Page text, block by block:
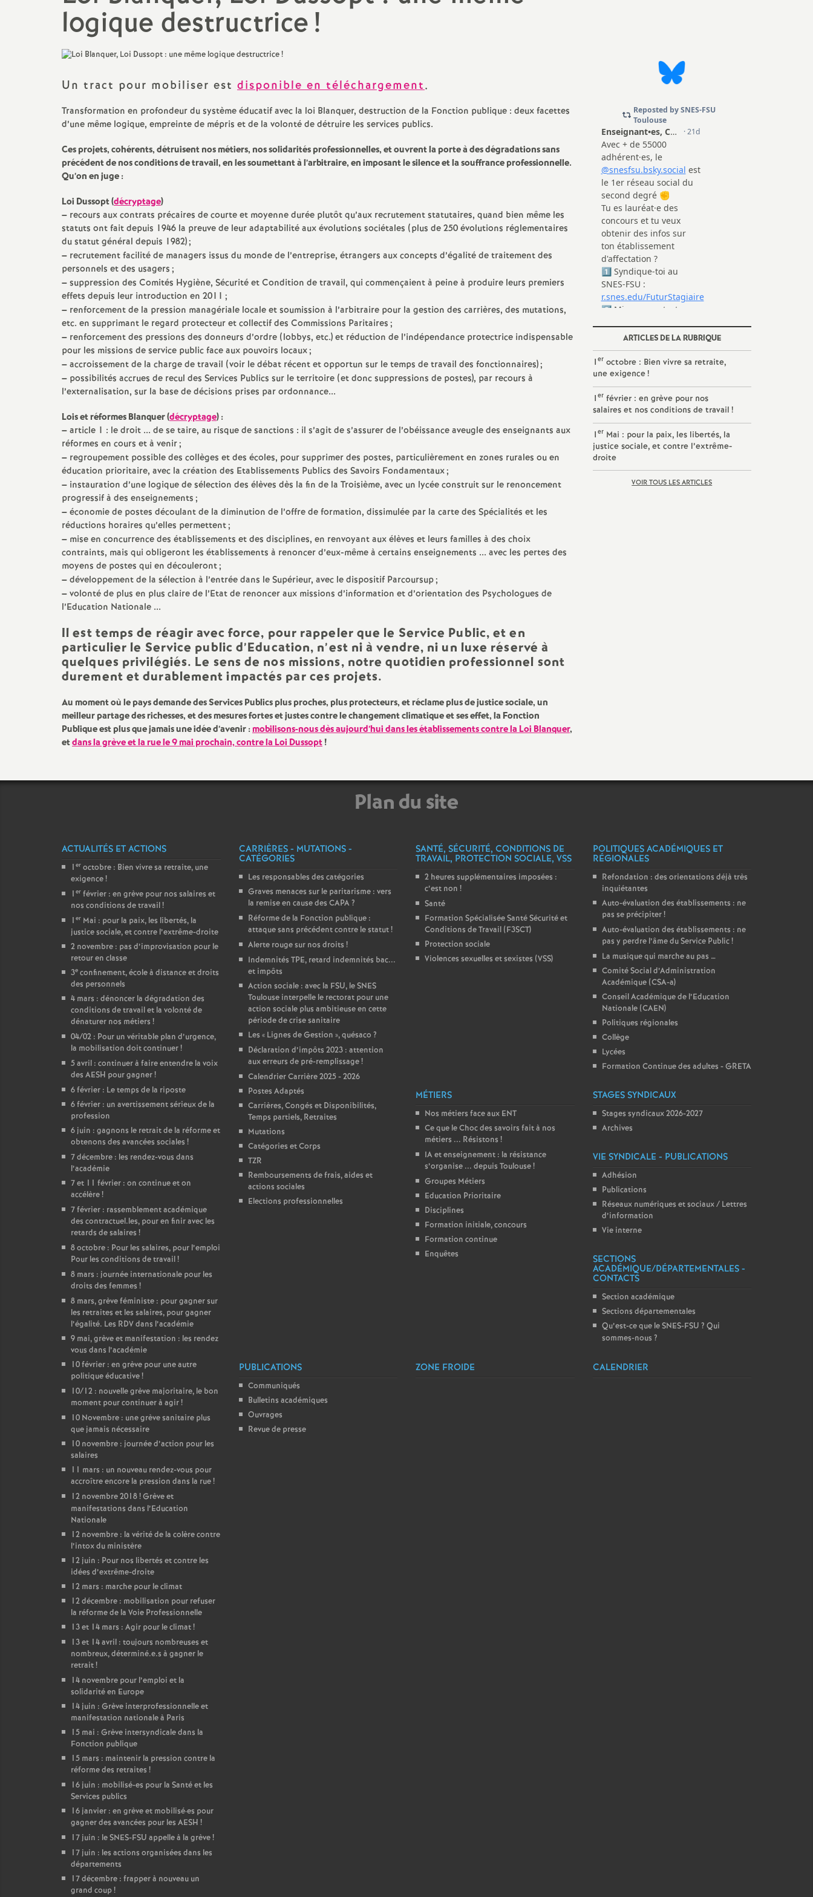
N
a
i
o
n
l
d
e
s
E
n
e
i
g
n
e
m
e
n
t
s
d
e
e
c
o
n
d
d
e
g
r
é
O
r
l
T
o
u
Actualité des départements
Mutations
Catégories et Corps
Remboursements de frais,
Elections professionnelles
Protection sociale
Violences sexuelles et sexistes
Politiques régionales
adultes - GRETA
d’information
logique destructrice!
Un tract pour mobiliser est disponible en téléchargement.
Transformation en profondeur du système éducatif avec la loi Blanquer, destruction de la Fonction publique : deux facettes
d’une même logique, empreinte de mépris et de la volonté de détruire les services publics.
Ces projets, cohérents, détruisent nos métiers, nos solidarités professionnelles, et ouvrent la porte à des dégradations sans
précédent de nos conditions de travail, en les soumettant à l’arbitraire, en imposant le silence et la souffrance professionnelle.
Qu’on en juge :
Loi Dussopt (décryptage)
– recours aux contrats précaires de courte et moyenne durée plutôt qu’aux recrutement statutaires, quand bien même les
statuts ont fait depuis 1946 la preuve de leur adaptabilité aux évolutions sociétales (plus de 250 évolutions réglementaires
du statut général depuis 1982);
– recrutement facilité de managers issus du monde de l’entreprise, étrangers aux concepts d’égalité de traitement des
personnels et des usagers;
–suppression des Comités Hygiène, Sécurité et Condition de travail, qui commençaient à peine à produire leurs premiers
effets depuis leur introduction en 2011 ;
– renforcement de la pression managériale locale et soumission à l’arbitraire pour la gestion des carrières, des mutations,
etc. en supprimant le regard protecteur et collectif des Commissions Paritaires;
– renforcement des pressions des donneurs d’ordre (lobbys, etc.) et réduction de l’indépendance protectrice indispensable
pour les missions de service public face aux pouvoirs locaux;
–accroissement de la charge de travail (voir le débat récent et opportun sur le temps de travail des fonctionnaires);
– possibilités accrues de recul des Services Publics sur le territoire (et donc suppressions de postes), par recours à
l’externalisation, sur la base de décisions prises par ordonnance...
Lois et réformes Blanquer (décryptage) :
–article 1 : le droit ... de se taire, au risque de sanctions : il s’agit de s’assurer de l’obéissance aveugle des enseignants aux
réformes en cours et à venir;
– regroupement possible des collèges et des écoles, pour supprimer des postes, particulièrement en zones rurales ou en
éducation prioritaire, avec la création des Etablissements Publics des Savoirs Fondamentaux;
– instauration d’une logique de sélection des élèves dès la fin de la Troisième, avec un lycée construit sur le renoncement
progressif à des enseignements;
–économie de postes découlant de la diminution de l’offre de formation, dissimulée par la carte des Spécialités et les
réductions horaires qu’elles permettent;
– mise en concurrence des établissements et des disciplines, en renvoyant aux élèves et leurs familles à des choix
contraints, mais qui obligeront les établissements à renoncer d’eux-même à certains enseignements ... avec les pertes des
moyens de postes qui en découleront;
–développement de la sélection à l’entrée dans le Supérieur, avec le dispositif Parcoursup;
–volonté de plus en plus claire de l’Etat de renoncer aux missions d’information et d’orientation des Psychologues de
l’Education Nationale ...
Il est temps de réagir avec force, pour rappeler que le Service Public, et en
particulier le Service public d’Education, n’est ni à vendre, ni un luxe réservé à
quelques privilégiés. Le sens de nos missions, notre quotidien professionnel sont
durement et durablement impactés par ces projets.
Au moment où le pays demande des Services Publics plus proches, plus protecteurs, et réclame plus de justice sociale, un
meilleur partage des richesses, et des mesures fortes et justes contre le changement climatique et ses effet, la Fonction
Publique est plus que jamais une idée d’avenir :mobilisons-nous dès aujourd’hui dans les établissements contre la Loi Blanquer,
etdans la grève et la rue le 9 mai prochain, contre la Loi Dussopt!
ARTICLES DE LA RUBRIQUE
1eroctobre : Bien vivre sa retraite,
une exigence!
1erfévrier : en grève pour nos
salaires et nos conditions de travail !
1erMai : pour la paix, les libertés, la
justice sociale, et contre l’extrême-
droite
VOIR TOUS LES ARTICLES
Plan du site
ACTUALITÉS ET ACTIONS
1 er octobre : Bien vivre sa retraite, une
exigence!
1 er février : en grève pour nos salaires et
nos conditions de travail!
1 er Mai : pour la paix, les libertés, la
justice sociale, et contre l’extrême-droite
2 novembre : pas d’improvisation pour le
retour en classe
3e confinement, école à distance et droits
des personnels
4 mars : dénoncer la dégradation des
conditions de travail et la volonté de
dénaturer nos métiers !
04/02 : Pour un véritable plan d’urgence,
la mobilisation doit continuer!
5 avril : continuer à faire entendre la voix
des AESH pour gagner!
6 février : Le temps de la riposte
6 février : un avertissement sérieux de la
profession
6 juin : gagnons le retrait de la réforme et
obtenons des avancées sociales !
7 décembre : les rendez-vous dans
l’académie
7 et 11 février : on continue et on
accélère!
7 février : rassemblement académique
des contractuel.les, pour en finir avec les
retards de salaires !
8 octobre : Pour les salaires, pour l’emploi
Pour les conditions de travail!
8 mars : journée internationale pour les
droits des femmes !
8 mars, grève féministe : pour gagner sur
les retraites et les salaires, pour gagner
l’égalité. Les RDV dans l’académie
9 mai, grève et manifestation : les rendez
vous dans l’académie
10 février : en grève pour une autre
politique éducative!
10/12 : nouvelle grève majoritaire, le bon
moment pour continuer à agir!
10 Novembre : une grève sanitaire plus
que jamais nécessaire
10 novembre : journée d’action pour les
salaires
11 mars : un nouveau rendez-vous pour
accroître encore la pression dans la rue!
12 novembre 2018! Grève et
manifestations dans l’Education
Nationale
12 novembre : la vérité de la colère contre
l’intox du ministère
12 juin : Pour nos libertés et contre les
idées d’extrême-droite
12 mars : marche pour le climat
12 décembre : mobilisation pour refuser
la réforme de la Voie Professionnelle
13 et 14 mars : Agir pour le climat!
13 et 14 avril : toujours nombreuses et
nombreux, déterminé.e.s à gagner le
retrait!
14 novembre pour l’emploi et la
solidarité en Europe
14 juin : Grève interprofessionnelle et
manifestation nationale à Paris
15 mai : Grève intersyndicale dans la
Fonction publique
15 mars : maintenir la pression contre la
réforme des retraites !
16 juin : mobilisé-es pour la Santé et les
Services publics
16 janvier : en grève et mobilisé·es pour
gagner des avancées pour les AESH !
17 juin : le SNES-FSU appelle à la grève!
17 juin : les actions organisées dans les
départements
17 décembre : frapper à nouveau un
grand coup!
CARRIÈRES - MUTATIONS -
CATÉGORIES
Les responsables des catégories
Graves menaces sur le paritarisme : vers
la remise en cause des CAPA?
Réforme de la Fonction publique :
attaque sans précédent contre le statut!
Alerte rouge sur nos droits !
Indemnités TPE, retard indemnités bac...
et impôts
Action sociale : avec la FSU, le SNES
Toulouse interpelle le rectorat pour une
action sociale plus ambitieuse en cette
période de crise sanitaire
Les « Lignes de Gestion », quésaco ?
Déclaration d’impôts 2023 : attention
aux erreurs de pré-remplissage!
Calendrier Carrière 2025 - 2026
Postes Adaptés
Carrières, Congés et Disponibilités,
Temps partiels, Retraites
Mutations
Catégories et Corps
TZR
Remboursements de frais, aides et
actions sociales
Elections professionnelles
SANTÉ, SÉCURITÉ, CONDITIONS DE
TRAVAIL, PROTECTION SOCIALE, VSS
2 heures supplémentaires imposées :
c’est non !
Santé
Formation Spécialisée Santé Sécurité et
Conditions de Travail (F3SCT)
Protection sociale
Violences sexuelles et sexistes (VSS)
POLITIQUES ACADÉMIQUES ET
RÉGIONALES
Refondation : des orientations déjà très
inquiétantes
Auto-évaluation des établissements : ne
pas se précipiter!
Auto-évaluation des établissements : ne
pas y perdre l’âme du Service Public!
La musique qui marche au pas …
Comité Social d’Administration
Académique (CSA-a)
Conseil Académique de l’Education
Nationale (CAEN)
Politiques régionales
Collège
Lycées
Formation Continue des adultes - GRETA
MÉTIERS
Nos métiers face aux ENT
Ce que le Choc des savoirs fait à nos
métiers ... Résistons !
IA et enseignement : la résistance
s’organise ... depuis Toulouse!
Groupes Métiers
Education Prioritaire
Disciplines
Formation initiale, concours
Formation continue
Enquêtes
STAGES SYNDICAUX
Stages syndicaux 2026-2027
Archives
VIE SYNDICALE - PUBLICATIONS
Adhésion
Publications
Réseaux numériques et sociaux / Lettres
d’information
Vie interne
SECTIONS
ACADÉMIQUE/DÉPARTEMENTALES -
CONTACTS
Section académique
Sections départementales
Qu’est-ce que le SNES-FSU ? Qui
sommes-nous ?
PUBLICATIONS
Communiqués
Bulletins académiques
Ouvrages
Revue de presse
ZONE FROIDE CALENDRIER